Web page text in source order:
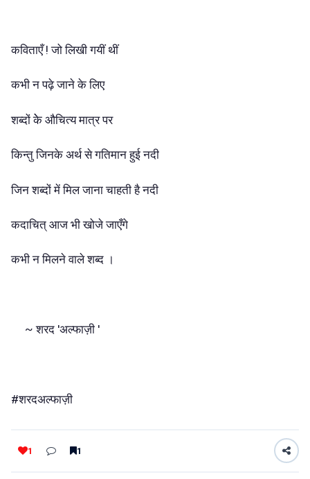
कविताएँ ! जो लिखी गयीं थीं
कभी न पढ़े जाने के लिए
शब्दों केे औचित्य मात्र पर
किन्तु जिनके अर्थ से गतिमान हुई नदी
जिन शब्दों में मिल जाना चाहती है नदी
कदाचित् आज भी खोजे जाएँगे
कभी न मिलने वाले शब्द ।
~ शरद 'अल्फाज़ी '
#शरदअल्फाज़ी
1 1